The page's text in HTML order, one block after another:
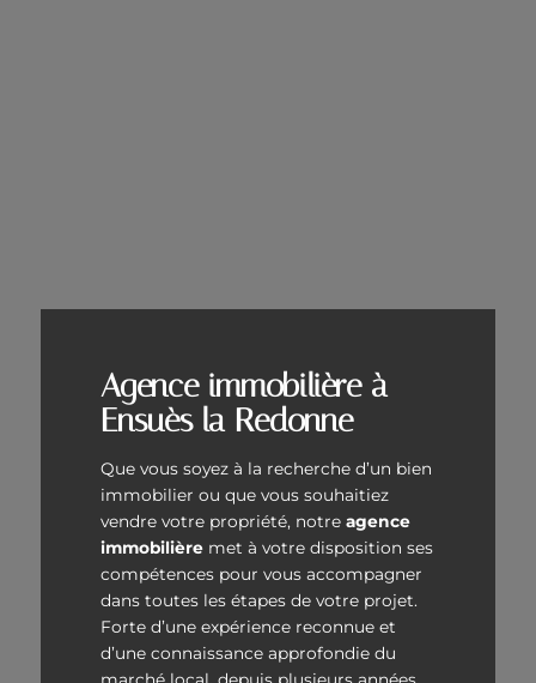
Agence immobilière à
Ensuès la Redonne
Que vous soyez à la recherche d’un bien
immobilier ou que vous souhaitiez
vendre votre propriété, notre agence
immobilière met à votre disposition ses
compétences pour vous accompagner
dans toutes les étapes de votre projet.
Forte d’une expérience reconnue et
d’une connaissance approfondie du